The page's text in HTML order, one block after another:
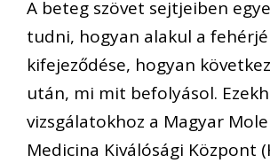
A beteg szövet sejtjeiben
tudni, hogyan alakul a
kifejeződése, hogyan
után, mi mit befolyásol.
vizsgálatokhoz a Magyar
Medicina Kiválósági Központ